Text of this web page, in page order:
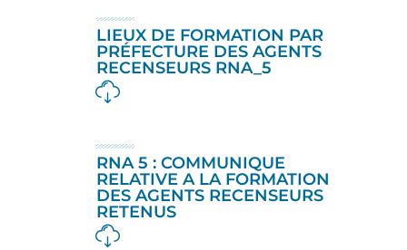
LIEUX DE FORMATION PAR
PRÉFECTURE DES AGENTS
RECENSEURS RNA_5
RNA 5 : COMMUNIQUE
RELATIVE A LA FORMATION
DES AGENTS RECENSEURS
RETENUS